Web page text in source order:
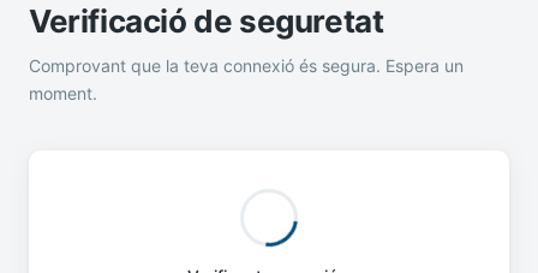
Verificació de seguretat
Comprovant que la teva connexió és segura. Espera un
moment.